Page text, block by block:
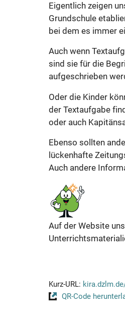
Eigentlich zeigen
Grundschule
bei dem es immer
Auch wenn
sind sie für die
aufgeschrieben
Oder die Kinder
der Textaufgabe
oder auch
Ebenso sollten
lückenhafte
Auch andere
Auf der Website
Kurz-URL:
QR-Code